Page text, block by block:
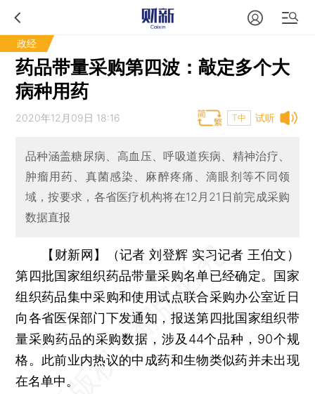
政经
药品带量采购第四波：敲定多个大
病种用药
试听
2020年12月09日 18:16 T中
品种涵盖糖尿病、高血压、呼吸道疾病、精神治疗、
肿瘤用药、真菌感染、麻醉疼痛、滴眼剂等不同领
域，按要求，各省医疗机构将在12月21日前完成采购
数据直报
【财新网】（记者 刘登辉 实习记者 王伯文）
第四批国家组织药品带量采购名单已经确定。国家
组织药品集中采购和使用试点联合采购办公室近日
向各省医保部门下发通知，报送第四批国家组织带
量采购药品的采购数据，涉及44个品种，90个规
格。此前业内热议的中成药和生物类似药并未出现
在名单中。